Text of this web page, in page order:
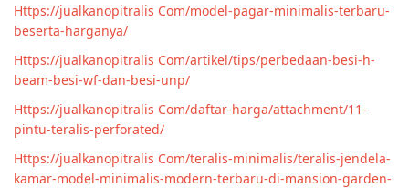
Https://jualkanopitralis Com/model-pagar-minimalis-terbaru-
beserta-harganya/
Https://jualkanopitralis Com/artikel/tips/perbedaan-besi-h-
beam-besi-wf-dan-besi-unp/
Https://jualkanopitralis Com/daftar-harga/attachment/11-
pintu-teralis-perforated/
Https://jualkanopitralis Com/teralis-minimalis/teralis-jendela-
kamar-model-minimalis-modern-terbaru-di-mansion-garden-